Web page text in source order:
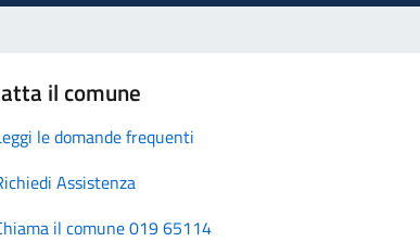
il comune
le domande frequenti
Assistenza
il comune 019 65114